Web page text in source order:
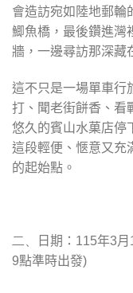
會造訪宛如陸地郵輪
鯽魚橋，最後鑽進灣
牆，一邊尋訪那深藏
這不只是一場單車行
打、聞老街餅香、看
悠久的賓山水菓店停
這段輕便、愜意又充
的起始點。
二、 日期： 115年3月
9點準時出發)